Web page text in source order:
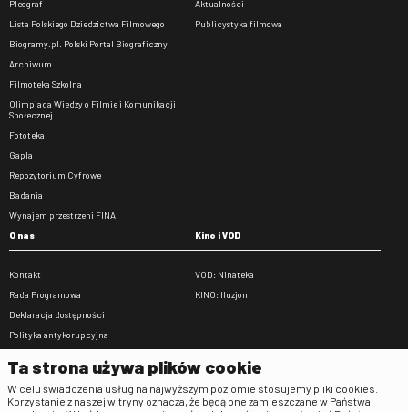
Pleograf
Lista Polskiego Dziedzictwa Filmowego
Biogramy.pl. Polski Portal Biograficzny
Archiwum
Filmoteka Szkolna
Olimpiada Wiedzy o Filmie i Komunikacji
Społecznej
Fototeka
Gapla
Repozytorium Cyfrowe
Badania
Wynajem przestrzeni FINA
Aktualności
Publicystyka filmowa
O nas
Kontakt
Rada Programowa
Deklaracja dostępności
Polityka antykorupcyjna
Zamówienia publiczne
Praca w FINA
Kino i VOD
VOD: Ninateka
KINO: Iluzjon
Ta strona używa plików cookie
W celu świadczenia usług na najwyższym poziomie stosujemy pliki cookies.
Korzystanie z naszej witryny oznacza, że będą one zamieszczane w Państwa